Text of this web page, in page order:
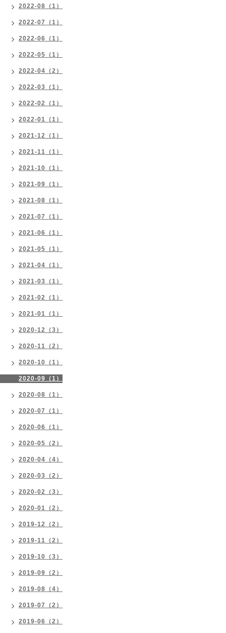
2022-08（1）
2022-07（1）
2022-06（1）
2022-05（1）
2022-04（2）
2022-03（1）
2022-02（1）
2022-01（1）
2021-12（1）
2021-11（1）
2021-10（1）
2021-09（1）
2021-08（1）
2021-07（1）
2021-06（1）
2021-05（1）
2021-04（1）
2021-03（1）
2021-02（1）
2021-01（1）
2020-12（3）
2020-11（2）
2020-10（1）
2020-09（1）
2020-08（1）
2020-07（1）
2020-06（1）
2020-05（2）
2020-04（4）
2020-03（2）
2020-02（3）
2020-01（2）
2019-12（2）
2019-11（2）
2019-10（3）
2019-09（2）
2019-08（4）
2019-07（2）
2019-06（2）